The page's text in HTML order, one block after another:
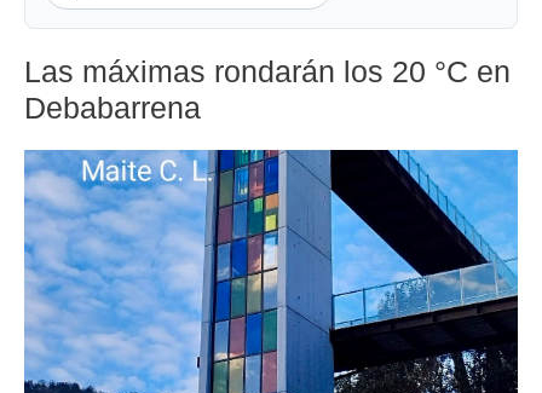
Las máximas rondarán los 20 °C en
Debabarrena